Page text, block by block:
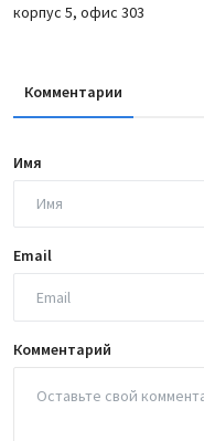
корпус 5, офис 303
Комментарии
Имя
Email
Комментарий